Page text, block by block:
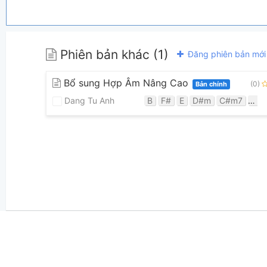
Phiên bản khác (1) Đăng phiên bản mới
Bổ sung Hợp Âm Nâng Cao Bản chính (0)
Dang Tu Anh B F# E D#m C#m7 C#m